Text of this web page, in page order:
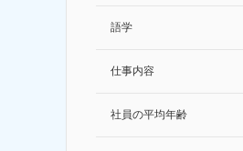
語学
仕事内容
社員の平均年齢